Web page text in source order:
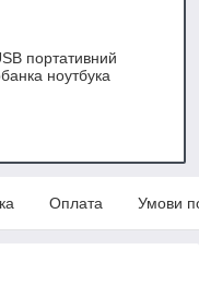
портативний
ноутбука
Оплата Умови